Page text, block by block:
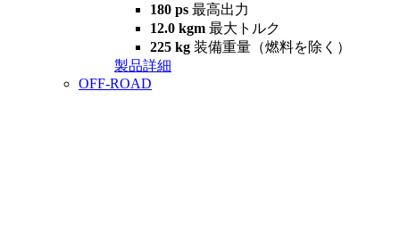
180 ps 最高出力
12.0 kgm 最大トルク
225 kg 装備重量（燃料を除く）
製品詳細
OFF-ROAD